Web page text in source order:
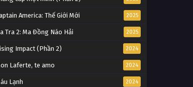
America: Thế Giới Mới 2025
Tra 2: Ma Đồng Náo Hải 2025
Impact (Phần 2) 2024
Laferte, te amo 2024
Lạnh 2024